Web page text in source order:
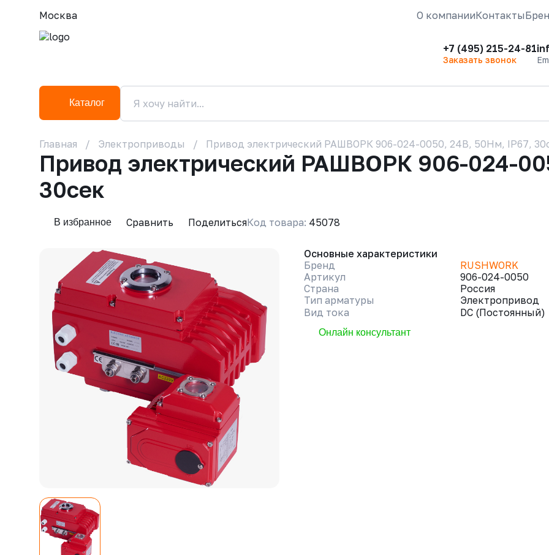
Москва О компанииКонтакты
+7 (495) 215-24-81
Заказать звонок
Каталог
Главная Электроприводы Привод электрический РАШВОРК 906-024-0050, 24В, 50Нм, IP67,
Привод электрический РАШВОРК 906-024-
30сек
В избранное Сравнить ПоделитьсяКод товара: 45078
Основные характеристики
Бренд
RUSHWORK
Артикул
906-024-0050
Страна
Россия
Тип арматуры
Электропривод
Вид тока
DC (Постоянный)
Онлайн консультант